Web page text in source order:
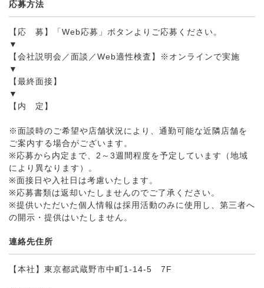
応募方法
【応 募】「Web応募」ボタンよりご応募ください。
▼
【会社説明会／面談／Web適性検査】※オンラインで実施
▼
【最終面接】
▼
【内 定】
※面談時のご希望や店舗状況により、通勤可能な近隣店舗を
ご案内する場合がございます。
※応募から内定まで、2～3週間程度を予定しています（地域
により異なります）。
※面接日や入社日は考慮いたします。
※応募書類は返却いたしませんのでご了承ください。
※提供いただいた個人情報は採用活動のみに使用し、第三者へ
の開示・提供はいたしません。
連絡先住所
【本社】東京都武蔵野市中町1-14-5 7F